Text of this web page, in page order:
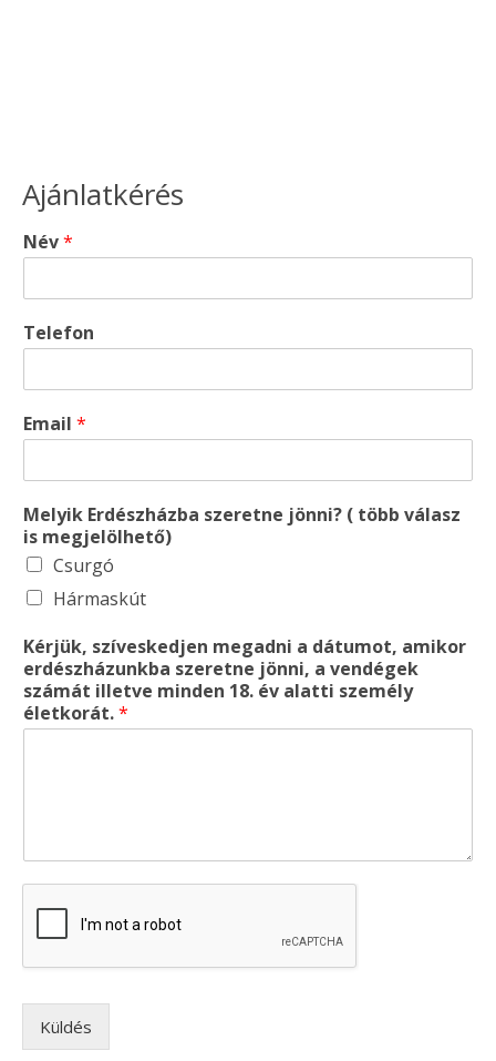
Ajánlatkérés
Név*
Telefon
Email *
Melyik Erdészházba szeretne jönni? ( több válasz
is megjelölhető)
Csurgó
Hármaskút
Kérjük, szíveskedjen megadni a dátumot, amikor
erdészházunkba szeretne jönni, a vendégek
számát illetve minden 18. év alatti személy
életkorát.*
Küldés